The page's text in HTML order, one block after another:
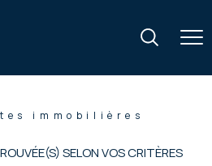
immobilières
SELON VOS CRITÈRES